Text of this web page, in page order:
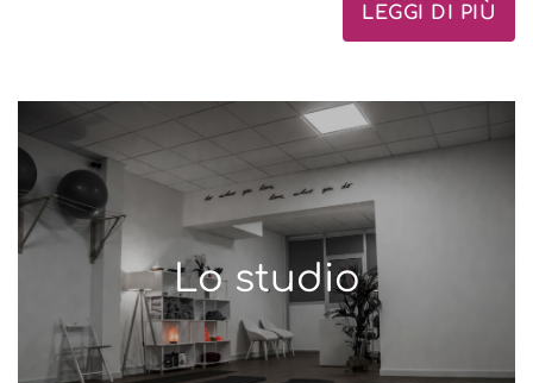
LEGGI DI PIÙ
Lo studio